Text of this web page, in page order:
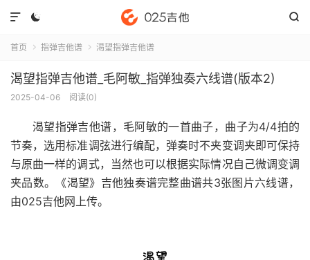
 

首页  指弹吉他谱  渴望指弹吉他谱
渴望指弹吉他谱_毛阿敏_指弹独奏六线谱(版本2)
2025-04-06 阅读(0)
渴望指弹吉他谱，毛阿敏的一首曲子，曲子为4/4拍的
节奏，选用标准调弦进行编配，弹奏时不夹变调夹即可保持
与原曲一样的调式，当然也可以根据实际情况自己微调变调
夹品数。《渴望》吉他独奏谱完整曲谱共3张图片六线谱，
由025吉他网上传。